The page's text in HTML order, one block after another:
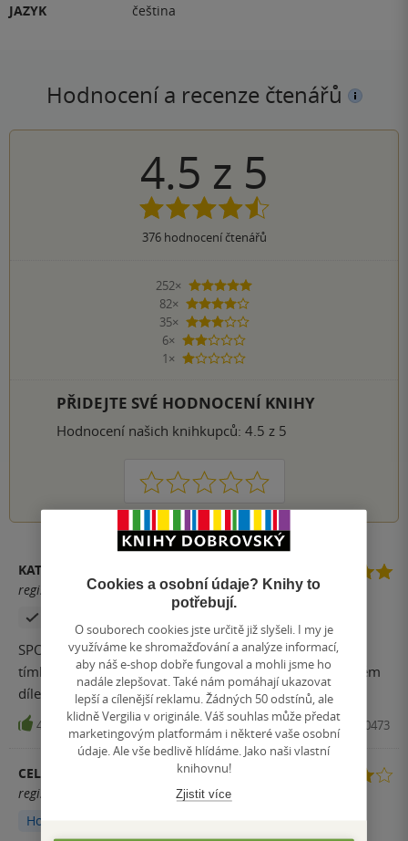
JAZYK
čeština
Hodnocení a recenze čtenářů
4.5 z 5
376hodnocení čtenářů
252×
5 hvězdiček
82×
4 hvězdičky
35×
3 hvězdičky
6×
2 hvězdičky
1×
1 hvezdička
PŘIDEJTE SVÉ HODNOCENÍ KNIHY
Hodnocení našich knihkupců: 4.5 z 5
1 2 3 4 5
KATEŘINA HRUNKOVÁ
registrovaný uživatel
SPOILER!!! Skvělý! Ja tuhle autorku miluju! Ale prostě s
tímhle koncem se nemůžu smířit….doufám, že ve druhém
díle k sobě znovu najdou cestu a bude happyend ❤️
42 Kniha, Red, 2025, 9788027760473
CELEBRITKA :)
registrovaný uživatel
Hodnoceno z aplikace
Cookies a osobní údaje? Knihy to
potřebují.
O souborech cookies jste určitě již slyšeli. I my je
využíváme ke shromažďování a analýze informací,
aby náš e-shop dobře fungoval a mohli jsme ho
nadále zlepšovat. Také nám pomáhají ukazovat
lepší a cílenější reklamu. Žádných 50 odstínů, ale
klidně Vergilia v originále. Váš souhlas může předat
marketingovým platformám i některé vaše osobní
údaje. Ale vše bedlivě hlídáme. Jako naši vlastní
knihovnu!
Zjistit více